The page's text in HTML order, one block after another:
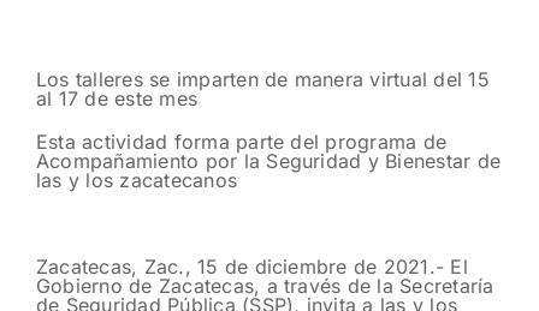
Los talleres se imparten de manera virtual del 15
al 17 de este mes
Esta actividad forma parte del programa de
Acompañamiento por la Seguridad y Bienestar de
las y los zacatecanos
Zacatecas, Zac., 15 de diciembre de 2021.- El
Gobierno de Zacatecas, a través de la Secretaría
de Seguridad Pública (SSP), invita a las y los